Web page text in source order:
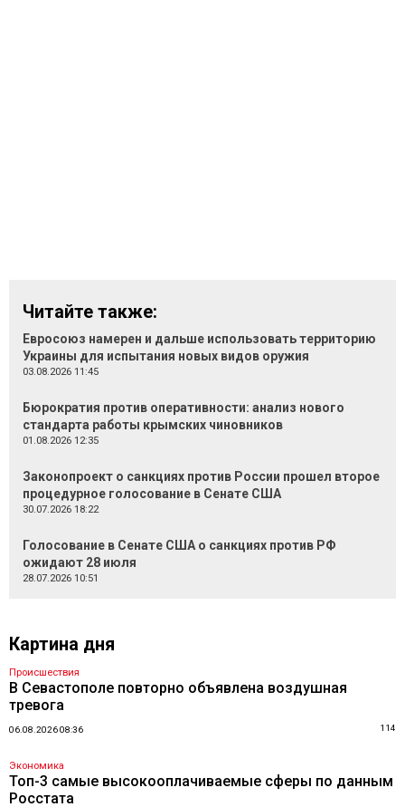
Читайте также:
Евросоюз намерен и дальше использовать территорию
Украины для испытания новых видов оружия
03.08.2026 11:45
Бюрократия против оперативности: анализ нового
стандарта работы крымских чиновников
01.08.2026 12:35
Законопроект о санкциях против России прошел второе
процедурное голосование в Сенате США
30.07.2026 18:22
Голосование в Сенате США о санкциях против РФ
ожидают 28 июля
28.07.2026 10:51
Картина дня
Происшествия
В Севастополе повторно объявлена воздушная
тревога
06.08.2026 08:36 114
Экономика
Топ-3 самые высокооплачиваемые сферы по данным
Росстата